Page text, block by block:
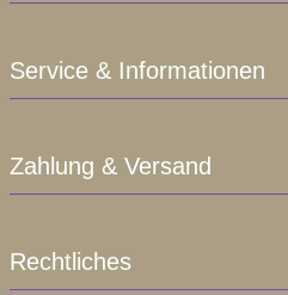
Service & Informationen
Zahlung & Versand
Rechtliches